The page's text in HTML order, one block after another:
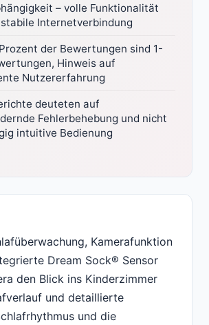
– volle Funktionalität
Internetverbindung
der Bewertungen sind 1-
Hinweis auf
Nutzererfahrung
deuteten auf
Fehlerbehebung und nicht
intuitive Bedienung
Kamerafunktion
Dream Sock® Sensor
den Blick ins Kinderzimmer
und detaillierte
und die